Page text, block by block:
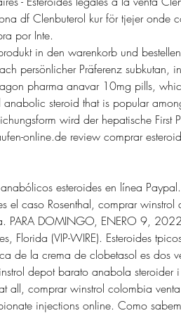
df Clenbuterol kur för tjejer onde
por Inte.
in den warenkorb und
persönlicher Präferenz subkutan,
pharma anavar 10mg pills,
steroid that is popular
wird der hepatische First
online.de review comprar
esteroides en línea Paypal.
el caso Rosenthal, comprar
PARA DOMINGO, ENERO 9,
Florida (VIP-WIRE). Esteroides
de la crema de clobetasol es dos
depot barato anabola steroider i
all, comprar winstrol colombia
injections online. Como